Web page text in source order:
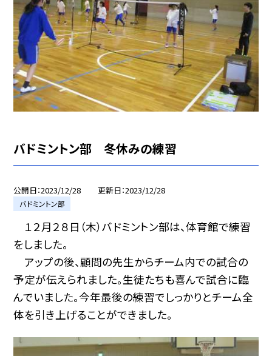
バドミントン部 冬休みの練習
公開日 2023/12/28 更新日 2023/12/28
バドミントン部
１２月２８日（木）バドミントン部は、体育館で練習
をしました。
アップの後、顧問の先生からチーム内での試合の
予定が伝えられました。生徒たちも喜んで試合に臨
んでいました。今年最後の練習でしっかりとチーム全
体を引き上げることができました。